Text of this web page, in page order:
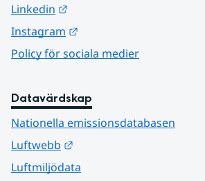
Linkedin
Instagram
Policy för sociala medier
Datavärdskap
Nationella emissionsdatabasen
Luftwebb
Luftmiljödata